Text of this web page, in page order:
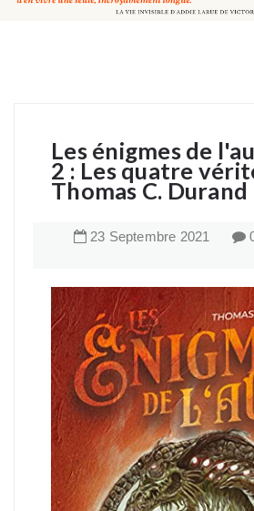
Les énigmes de
2 : Les quatre
Thomas C. Durand
23 Septembre 2021